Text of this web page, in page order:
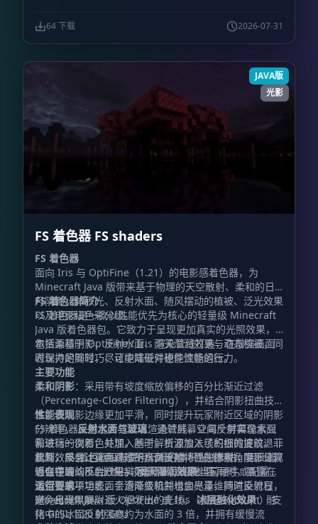
Minecraft、Iris、Distant Horizons、显卡和驱动程序
版本。
64 下载 2026-07-31
JAVA版
光影
FS 着色器 FS shaders
FS 着色器
面向 Iris 与 OptiFine（1.21）的电影感着色器，为
Minecraft Java 版带来基于物理的天空散射、柔和的日
月阴影、体积光、反射水面、随风摆动的植被、泛光效果
以及电影级色彩分级。
FS 着色器简介
FS 着色器是一款以性能优先为核心的轻量级 Minecraft
Java 版着色器包。它致力于呈现更加真实的光照效果，
包括柔和阴影、反射水面、雨天湿润效果与动态植被，同
时保持足够轻巧，让中端硬件也能流畅运行。
本资源基于 OptiFine / Iris 渲染管线打造，在增强画面
表现力的同时，尽可能降低对硬件性能的压力。
主要功能
柔和阴影：采用带有坡度缩放偏移的百分比渐近过滤
（Percentage-Closer Filtering），并结合阴影扭曲技
术，使阴影边缘更加平滑，同时提升玩家附近区域的阴影
分辨率。反射水面与玻璃：通过屏幕空间反射实现水面
和玻璃的倒影，并加入基于解析波浪法线的细微波纹。菲
涅耳效果会让正面观察的水面更暗，而在掠射角度下呈现
近似镜面的反射效果。雨天湿润效果：下雨时，暴露在
天空下的平坦表面会逐渐变暗并增加光泽，同时反射日
光、月光以及附近火把发出的光线。 冰层融化效果：融
化中的冰面反射强度约为水面的 3 倍，并拥有缓慢流
性能表现
FS 着色器采用混合式延迟渲染管线，让每个屏幕像素只
需进行一次着色处理。同时，资源加入了积极的提前退出
机制：反射计算会跳过不具备反射特性的像素，阴影计算
也会在确认不会产生实际影响时直接省略。
此外，FS 着色器没有使用沉重的体积光线步进，因此能
够在中端 GPU 上维持较高帧率。即使当前硬件或配置无
法运行某项功能，平滑降级机制也会尽量维持渲染流程，
避免出现黑屏。
运行要求
Minecraft Java 版 OptiFine 或 Iris（搭配 Sodium） 支
持 GLSL 1.20 的 GPU